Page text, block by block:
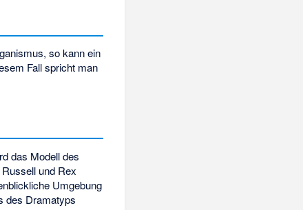
so kann ein
Fall spricht man
das Modell des
und Rex
Umgebung
des Dramatyps